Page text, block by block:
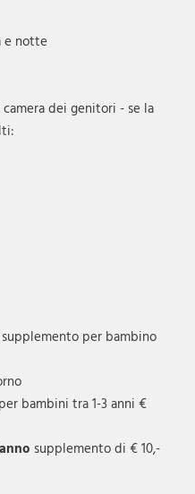
e notte
dei genitori - se la
per bambino
per bambini tra 1-3 anni €
supplemento di € 10,-